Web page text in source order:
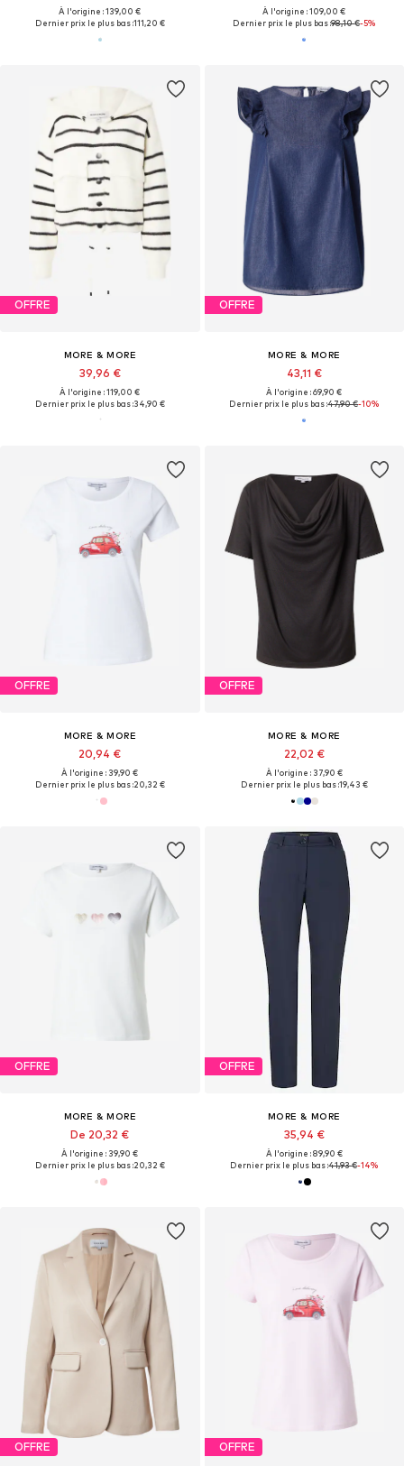
À l'origine : 139,00 €
Dernier prix le plus bas :111,20 €
À l'origine : 109,00 €
Dernier prix le plus bas :98,10 €-5%
OFFRE
MORE & MORE
39,96 €
À l'origine : 119,00 €
Dernier prix le plus bas :34,90 €
OFFRE
MORE & MORE
43,11 €
À l'origine : 69,90 €
Dernier prix le plus bas :47,90 €-10%
OFFRE
MORE & MORE
20,94 €
À l'origine : 39,90 €
Dernier prix le plus bas :20,32 €
OFFRE
MORE & MORE
22,02 €
À l'origine : 37,90 €
Dernier prix le plus bas :19,43 €
OFFRE
MORE & MORE
De 20,32 €
À l'origine : 39,90 €
Dernier prix le plus bas :20,32 €
OFFRE
MORE & MORE
35,94 €
À l'origine : 89,90 €
Dernier prix le plus bas :41,93 €-14%
OFFRE OFFRE